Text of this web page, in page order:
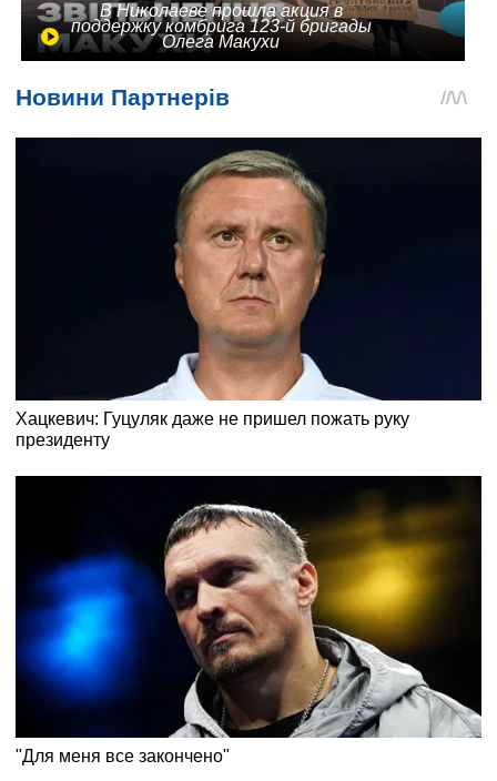
В Николаеве прошла акция в
поддержку комбрига 123-й бригады
Олега Макухи